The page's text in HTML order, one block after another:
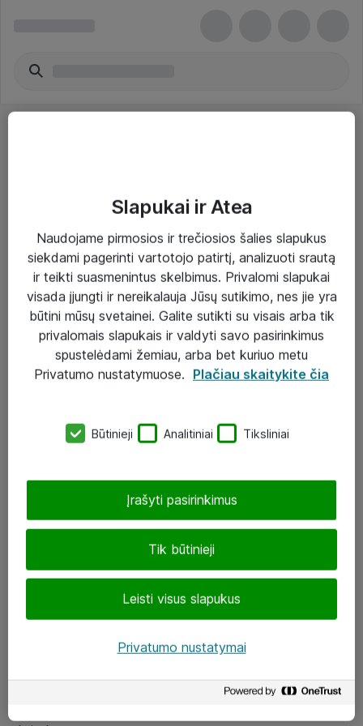
Paslaugos
Sprendimai
Įgyvendinti projektai
Atea ekspertų patarimai verslui
eShop@atea.lt
LinkedIn
Slapukai ir Atea
Naudojame pirmosios ir trečiosios šalies slapukus
siekdami pagerinti vartotojo patirtį, analizuoti srautą
ir teikti suasmenintus skelbimus. Privalomi slapukai
visada įjungti ir nereikalauja Jūsų sutikimo, nes jie yra
būtini mūsų svetainei. Galite sutikti su visais arba tik
privalomais slapukais ir valdyti savo pasirinkimus
spustelėdami žemiau, arba bet kuriuo metu
Privatumo nustatymuose. Plačiau skaitykite čia
Būtinieji Analitiniai Tiksliniai
Tik būtinieji
Leisti visus slapukus
Įrašyti pasirinkimus
Privatumo nustatymai